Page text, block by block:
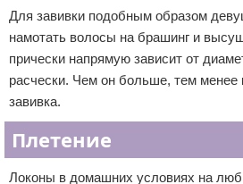
Для завивки подобным образом
намотать волосы на брашинг и
прически напрямую зависит от
расчески. Чем он больше, тем менее
завивка.
Плетение
Локоны в домашних условиях на